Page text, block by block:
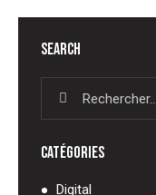
SEARCH
CATÉGORIES
Digital